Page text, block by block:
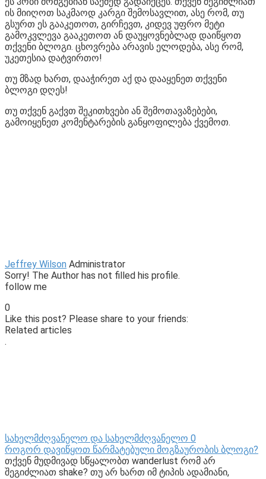
ის მიიღოთ საკმაოდ კარგი შემოსავლით, ასე რომ, თუ
გსურთ ეს გააკეთოთ, გირჩევთ, კიდევ უფრო მეტი
გამოკვლევა გააკეთოთ ან დაუყოვნებლად დაიწყოთ
თქვენი ბლოგი. ცხოვრება არავის ელოდება, ასე რომ,
უკეთესია დატვირთო!
თუ მზად ხართ, დააჭირეთ აქ და დააყენეთ თქვენი
ბლოგი დღეს!
თუ თქვენ გაქვთ შეკითხვები ან შემოთავაზებები,
გამოიყენეთ კომენტარების განყოფილება ქვემოთ.
Jeffrey Wilson Administrator
Sorry! The Author has not filled his profile.
follow me
0
Like this post? Please share to your friends:
Related articles
.
სახელმძღვანელო და სახელმძღვანელო 0
როგორ დავიწყოთ წარმატებული მოგზაურობის ბლოგი?
თქვენ მუდმივად სწყალობთ wanderlust რომ არ
შეგიძლიათ shake? თუ არ ხართ იმ ტიპის ადამიანი,